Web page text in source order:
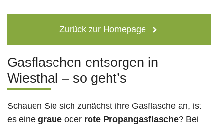
Zurück zur Homepage
Gasflaschen entsorgen in
Wiesthal – so geht’s
Schauen Sie sich zunächst ihre Gasflasche an, ist
es eine graue oder rote Propangasflasche? Bei